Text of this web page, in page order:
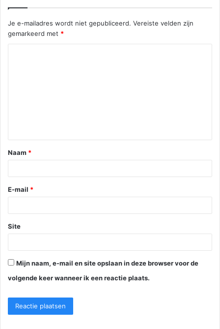
Je e-mailadres wordt niet gepubliceerd. Vereiste velden zijn
gemarkeerd met *
Naam *
E-mail *
Site
Mijn naam, e-mail en site opslaan in deze browser voor de
volgende keer wanneer ik een reactie plaats.